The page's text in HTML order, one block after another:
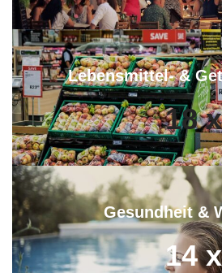
Lebensmittel- &
18 x
Gesundheit &
14 x